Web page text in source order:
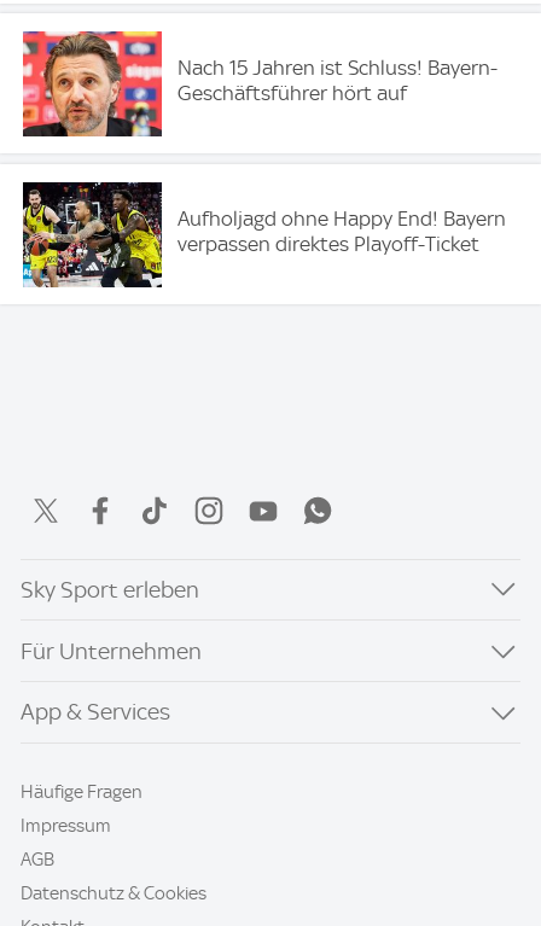
Nach 15 Jahren ist Schluss! Bayern-
Geschäftsführer hört auf
Aufholjagd ohne Happy End! Bayern
verpassen direktes Playoff-Ticket
Sky Sport erleben
Für Unternehmen
App & Services
Häufige Fragen
Impressum
AGB
Datenschutz & Cookies